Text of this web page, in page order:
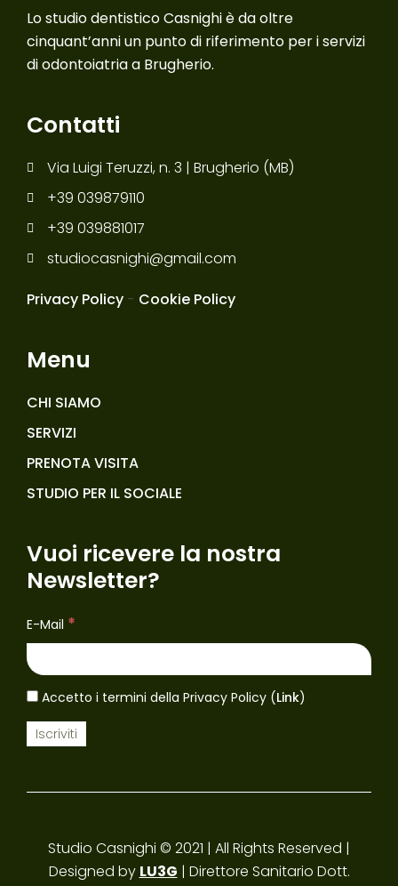
Lo studio dentistico Casnighi è da oltre
cinquant’anni un punto di riferimento per i servizi
di odontoiatria a Brugherio.
Contatti
Via Luigi Teruzzi, n. 3 | Brugherio (MB)
+39 039879110
+39 039881017
studiocasnighi@gmail.com
Privacy Policy - Cookie Policy
Menu
CHI SIAMO
SERVIZI
PRENOTA VISITA
STUDIO PER IL SOCIALE
Vuoi ricevere la nostra
Newsletter?
E-Mail *
Accetto i termini della Privacy Policy (Link)
Studio Casnighi © 2021 | All Rights Reserved |
Designed by LU3G | Direttore Sanitario Dott.